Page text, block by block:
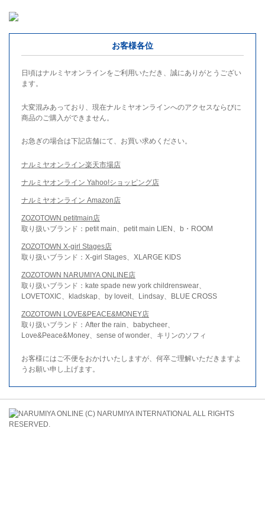
お客様各位
日頃はナルミヤオンラインをご利用いただき、誠にありがとうござい
ます。
大変混みあっており、現在ナルミヤオンラインへのアクセスならびに
商品のご購入ができません。
お急ぎの場合は下記店舗にて、お買い求めください。
ナルミヤオンライン楽天市場店
ナルミヤオンライン Yahoo!ショッピング店
ナルミヤオンライン Amazon店
ZOZOTOWN petitmain店
取り扱いブランド：petit main、petit main LIEN、b・ROOM
ZOZOTOWN X-girl Stages店
取り扱いブランド：X-girl Stages、XLARGE KIDS
ZOZOTOWN NARUMIYA ONLINE店
取り扱いブランド：kate spade new york childrenswear、
LOVETOXIC、kladskap、by loveit、Lindsay、BLUE CROSS
ZOZOTOWN LOVE&PEACE&MONEY店
取り扱いブランド：After the rain、babycheer、
Love&Peace&Money、sense of wonder、キリンのソフィ
お客様にはご不便をおかけいたしますが、何卒ご理解いただきますよ
うお願い申し上げます。